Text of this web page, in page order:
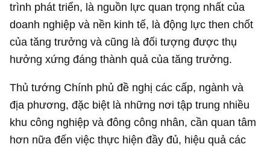
trình phát triển, là nguồn lực quan trọng nhất của
doanh nghiệp và nền kinh tế, là động lực then chốt
của tăng trưởng và cũng là đối tượng được thụ
hưởng xứng đáng thành quả của tăng trưởng.
Thủ tướng Chính phủ đề nghị các cấp, ngành và
địa phương, đặc biệt là những nơi tập trung nhiều
khu công nghiệp và đông công nhân, cần quan tâm
hơn nữa đến việc thực hiện đầy đủ, hiệu quả các